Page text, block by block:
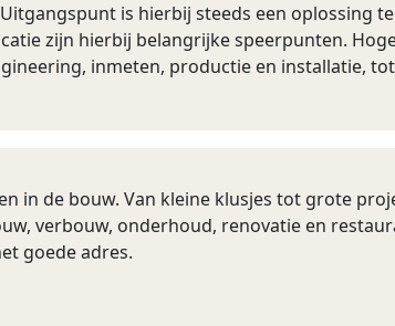
is hierbij steeds een oplossing
zijn hierbij belangrijke speerpunten.
inmeten, productie en installatie,
in de bouw. Van kleine klusjes tot grote
verbouw, onderhoud, renovatie en
goede adres.